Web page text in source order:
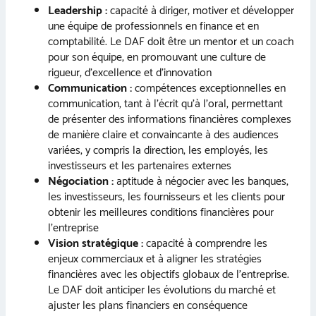
Leadership :capacité à diriger, motiver et développer
une équipe de professionnels en finance et en
comptabilité. Le DAF doit être un mentor et un coach
pour son équipe, en promouvant une culture de
rigueur, d’excellence et d’innovation
Communication :compétences exceptionnelles en
communication, tant à l’écrit qu’à l’oral, permettant
de présenter des informations financières complexes
de manière claire et convaincante à des audiences
variées, y compris la direction, les employés, les
investisseurs et les partenaires externes
Négociation :aptitude à négocier avec les banques,
les investisseurs, les fournisseurs et les clients pour
obtenir les meilleures conditions financières pour
l’entreprise
Vision stratégique :capacité à comprendre les
enjeux commerciaux et à aligner les stratégies
financières avec les objectifs globaux de l’entreprise.
Le DAF doit anticiper les évolutions du marché et
ajuster les plans financiers en conséquence